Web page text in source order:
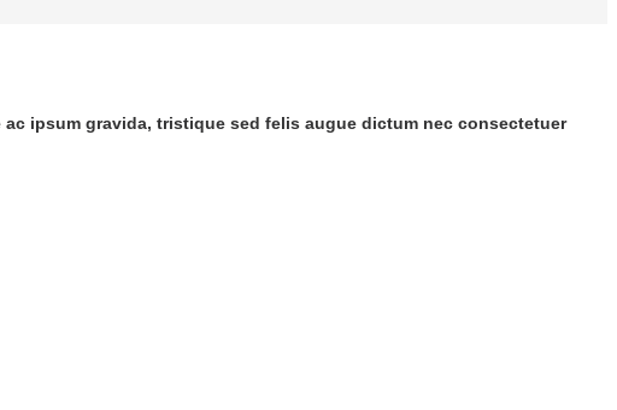
ipsum gravida, tristique sed felis augue dictum nec consectetuer